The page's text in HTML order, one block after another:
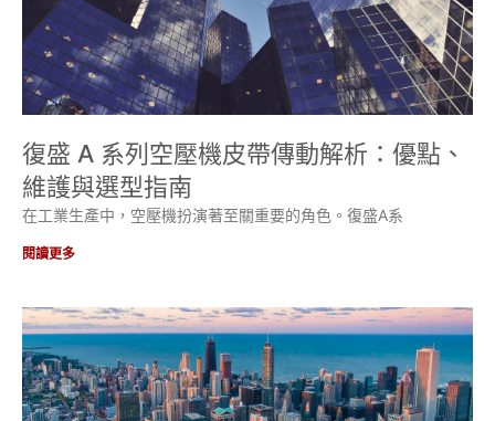
復盛 A 系列空壓機皮帶傳動解析：優點、
維護與選型指南
在工業生產中，空壓機扮演著至關重要的角色。復盛A系
閱讀更多